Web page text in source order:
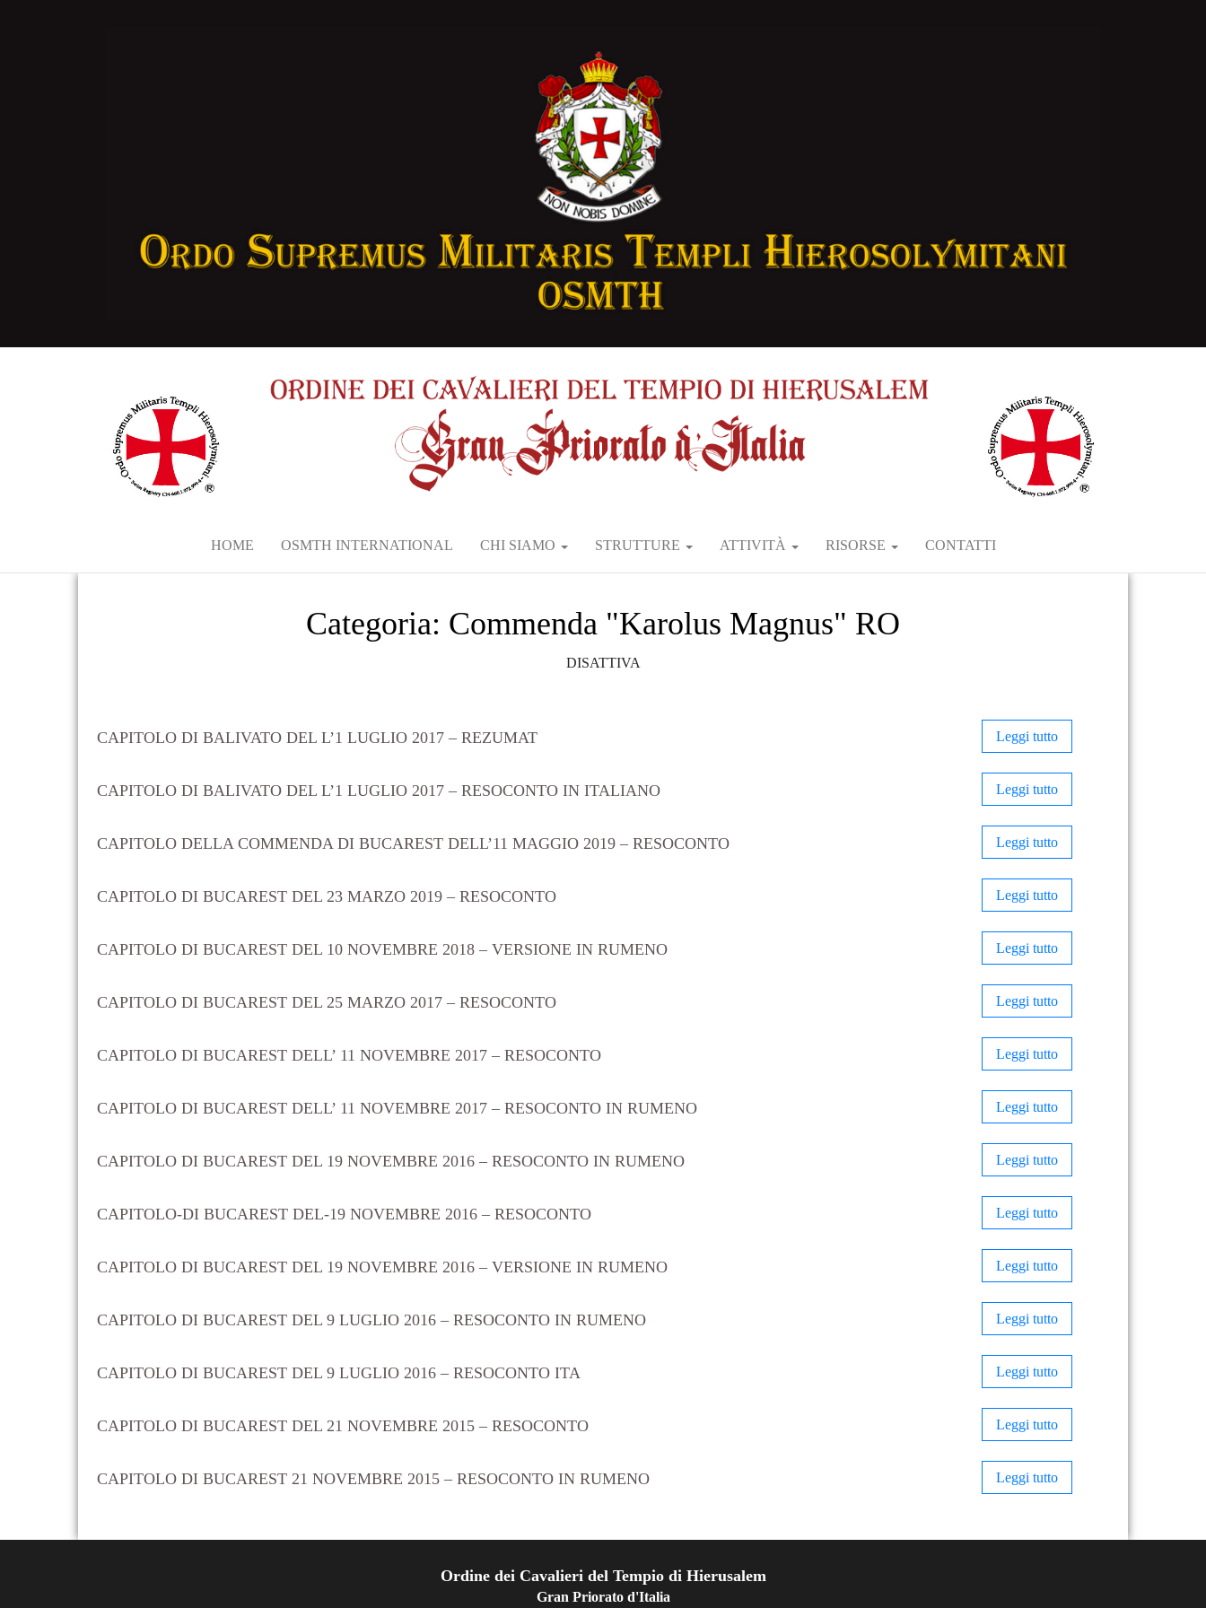
HOME OSMTH INTERNATIONAL CHI SIAMO STRUTTURE ATTIVITÀ RISORSE CONTATTI
Categoria: Commenda "Karolus Magnus" RO
DISATTIVA
CAPITOLO DI BALIVATO DEL L’1 LUGLIO 2017 – REZUMAT Leggi tutto
CAPITOLO DI BALIVATO DEL L’1 LUGLIO 2017 – RESOCONTO IN ITALIANO Leggi tutto
CAPITOLO DELLA COMMENDA DI BUCAREST DELL’11 MAGGIO 2019 – RESOCONTO Leggi tutto
CAPITOLO DI BUCAREST DEL 23 MARZO 2019 – RESOCONTO Leggi tutto
CAPITOLO DI BUCAREST DEL 10 NOVEMBRE 2018 – VERSIONE IN RUMENO Leggi tutto
CAPITOLO DI BUCAREST DEL 25 MARZO 2017 – RESOCONTO Leggi tutto
CAPITOLO DI BUCAREST DELL’ 11 NOVEMBRE 2017 – RESOCONTO Leggi tutto
CAPITOLO DI BUCAREST DELL’ 11 NOVEMBRE 2017 – RESOCONTO IN RUMENO Leggi tutto
CAPITOLO DI BUCAREST DEL 19 NOVEMBRE 2016 – RESOCONTO IN RUMENO Leggi tutto
CAPITOLO-DI BUCAREST DEL-19 NOVEMBRE 2016 – RESOCONTO Leggi tutto
CAPITOLO DI BUCAREST DEL 19 NOVEMBRE 2016 – VERSIONE IN RUMENO Leggi tutto
CAPITOLO DI BUCAREST DEL 9 LUGLIO 2016 – RESOCONTO IN RUMENO Leggi tutto
CAPITOLO DI BUCAREST DEL 9 LUGLIO 2016 – RESOCONTO ITA Leggi tutto
CAPITOLO DI BUCAREST DEL 21 NOVEMBRE 2015 – RESOCONTO Leggi tutto
CAPITOLO DI BUCAREST 21 NOVEMBRE 2015 – RESOCONTO IN RUMENO Leggi tutto
Ordine dei Cavalieri del Tempio di Hierusalem
Gran Priorato d'Italia